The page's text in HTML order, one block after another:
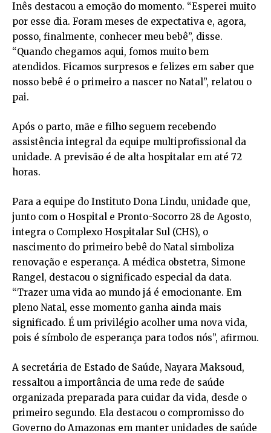
Inês destacou a emoção do momento. “Esperei muito
por esse dia. Foram meses de expectativa e, agora,
posso, finalmente, conhecer meu bebê”, disse.
“Quando chegamos aqui, fomos muito bem
atendidos. Ficamos surpresos e felizes em saber que
nosso bebê é o primeiro a nascer no Natal”, relatou o
pai.
Após o parto, mãe e filho seguem recebendo
assistência integral da equipe multiprofissional da
unidade. A previsão é de alta hospitalar em até 72
horas.
Para a equipe do Instituto Dona Lindu, unidade que,
junto com o Hospital e Pronto-Socorro 28 de Agosto,
integra o Complexo Hospitalar Sul (CHS), o
nascimento do primeiro bebê do Natal simboliza
renovação e esperança. A médica obstetra, Simone
Rangel, destacou o significado especial da data.
“Trazer uma vida ao mundo já é emocionante. Em
pleno Natal, esse momento ganha ainda mais
significado. É um privilégio acolher uma nova vida,
pois é símbolo de esperança para todos nós”, afirmou.
A secretária de Estado de Saúde, Nayara Maksoud,
ressaltou a importância de uma rede de saúde
organizada preparada para cuidar da vida, desde o
primeiro segundo. Ela destacou o compromisso do
Governo do Amazonas em manter unidades de saúde